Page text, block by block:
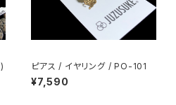
ピアス / イヤリング / PO-101
¥7,590